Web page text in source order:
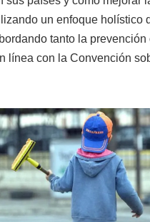
un enfoque holístico
tanto la prevención
línea con la Convención